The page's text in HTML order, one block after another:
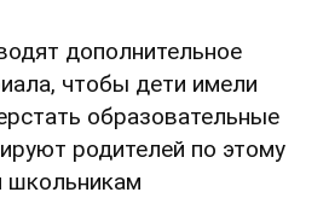
дополнительное
чтобы дети имели
образовательные
родителей по этому
школьникам